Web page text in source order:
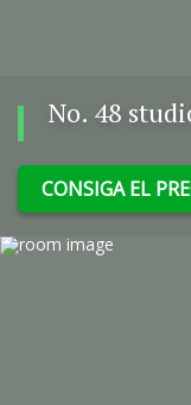
No. 48
CONSIGA EL